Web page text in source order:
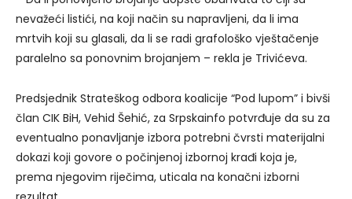
nevažeći listići, na koji način su napravljeni, da li ima
mrtvih koji su glasali, da li se radi grafološko vještačenje
paralelno sa ponovnim brojanjem – rekla je Trivićeva.
Predsjednik Strateškog odbora koalicije “Pod lupom” i bivši
član CIK BiH, Vehid Šehić, za Srpskainfo potvrđuje da su za
eventualno ponavljanje izbora potrebni čvrsti materijalni
dokazi koji govore o počinjenoj izbornoj krađi koja je,
prema njegovim riječima, uticala na konačni izborni